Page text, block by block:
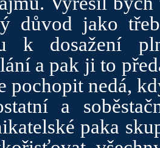
důvod jako
k dosažení
a pak ji to
pochopit nedá,
a
paka